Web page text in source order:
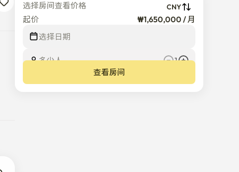
选择房间查看价格 CNY
起价
₩1,650,000 / 月
选择日期
多少人
1
查看房间